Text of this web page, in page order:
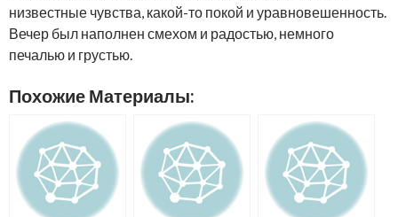
низвестные чувства, какой-то покой и уравновешенность.
Вечер был наполнен смехом и радостью, немного
печалью и грустью.
Похожие Материалы: